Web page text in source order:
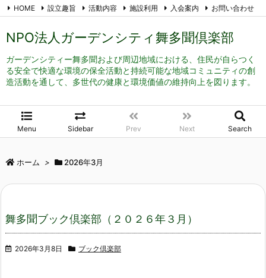
NPO法人ガーデンシティ舞多聞倶楽部
ガーデンシティー舞多聞および周辺地域における、住民が自らつく
る安全で快適な環境の保全活動と持続可能な地域コミュニティの創
造活動を通して、多世代の健康と環境価値の維持向上を図ります。
Menu Sidebar Prev Next Search
HOME 設立趣旨 活動内容 施設利用 入会案内
お問い合わせ
ホーム > 2026年3月
舞多聞ブック倶楽部（２０２６年３月）
2026年3月8日 ブック倶楽部